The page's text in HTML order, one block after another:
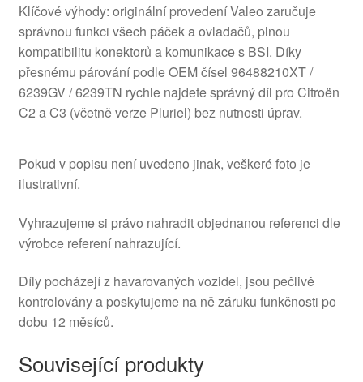
Klíčové výhody: originální provedení Valeo zaručuje
správnou funkci všech páček a ovladačů, plnou
kompatibilitu konektorů a komunikace s BSI. Díky
přesnému párování podle OEM čísel 96488210XT /
6239GV / 6239TN rychle najdete správný díl pro Citroën
C2 a C3 (včetně verze Pluriel) bez nutnosti úprav.
Pokud v popisu není uvedeno jinak, veškeré foto je
ilustrativní.
Vyhrazujeme si právo nahradit objednanou referenci dle
výrobce referení nahrazující.
Díly pocházejí z havarovaných vozidel, jsou pečlivě
kontrolovány a poskytujeme na ně záruku funkčnosti po
dobu 12 měsíců.
Související produkty